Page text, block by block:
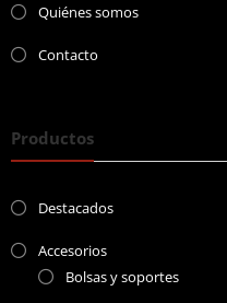
Quiénes somos
Contacto
Productos
Destacados
Accesorios
Bolsas y soportes